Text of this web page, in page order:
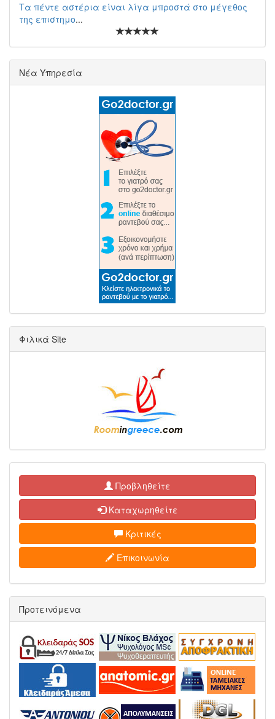
Τα πέντε αστέρια είναι λίγα μπροστά στο μέγεθος
της επιστημο...
Νέα Υπηρεσία
Φιλικά Site
Προβληθείτε
Καταχωρηθείτε
Κριτικές
Επικοινωνία
Προτεινόμενα